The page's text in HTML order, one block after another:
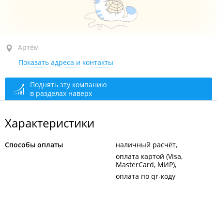
Артём, ул. Кирова, 73
1-й этаж
закрыто, откроется в 08:00
Артём
Показать адреса и контакты
Поднять эту компанию
в разделах наверх
Характеристики
Способы оплаты
наличный расчёт
оплата картой (Visa,
MasterCard, МИР)
оплата по qr-коду